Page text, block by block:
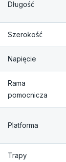
Długość
Szerokość
Napięcie
Rama
pomocnicza
Platforma
Trapy